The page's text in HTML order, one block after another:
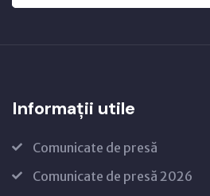
Informații utile
Comunicate de presă
Comunicate de presă 2026